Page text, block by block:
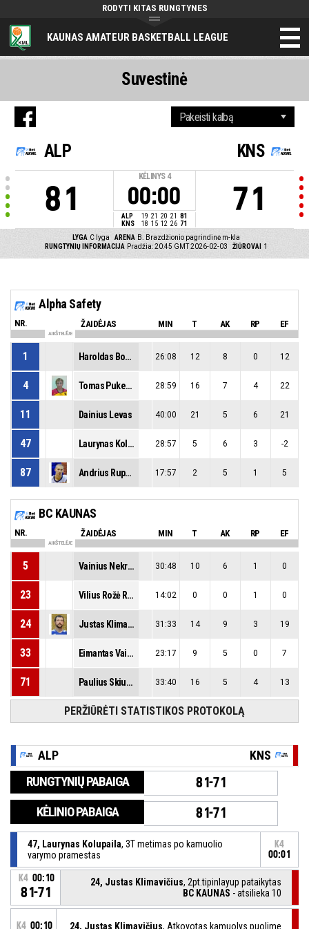
KAUNAS AMATEUR BASKETBALL LEAGUE
RODYTI KITAS RUNGTYNES
ALP
81
KĖLINYS 4
00:00
ALP 19 21 20 21 81
KNS
18 15 12 26 71
KNS
71
LYGA C lyga ARENA B. Brazdžionio pagrindinė m-kla
RUNGTYNIŲ INFORMACIJA Pradžia: 20:45 GMT 2026-02-03 ŽIŪROVAI 1
Suvestinė
Alpha Safety
NR. ŽAIDĖJAS MIN T AK RP EF
AIKŠTELĖJE
1 Haroldas Bobinas 26:08 12 8 0 12
4 Tomas Pukelevičius 28:59 16 7 4 22
11 Dainius Levas 40:00 21 5 6 21
47 Laurynas Kolupaila 28:57 5 6 3 -2
87 Andrius Rupeika 17:57 2 5 1 5
BC KAUNAS
NR. ŽAIDĖJAS MIN T AK RP EF
AIKŠTELĖJE
5 Vainius Nekrašius 30:48 10 6 1 0
23 Vilius Rožė Ružas 14:02 0 0 1 0
24 Justas Klimavičius 31:33 14 9 3 19
33 Eimantas Vainiūnas 23:17 9 5 0 7
71 Paulius Skiudulas 33:40 16 5 4 13
PERŽIŪRĖTI STATISTIKOS PROTOKOLĄ
ALP KNS
RUNGTYNIŲ PABAIGA 81-71
KĖLINIO PABAIGA 81-71
47, Laurynas Kolupaila, 3T metimas po kamuolio
varymo pramestas
K4
00:01
K4 00:10
81-71
24, Justas Klimavičius, 2pt.tipinlayup pataikytas
BC KAUNAS - atsilieka 10
K4 00:10 24, Justas Klimavičius, Atkovotas kamuolys puolime